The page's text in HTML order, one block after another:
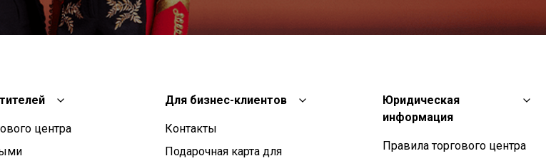
центра
Для бизнес-клиентов
Контакты
Подарочная карта для
Юридическая
информация
Правила торгового центра